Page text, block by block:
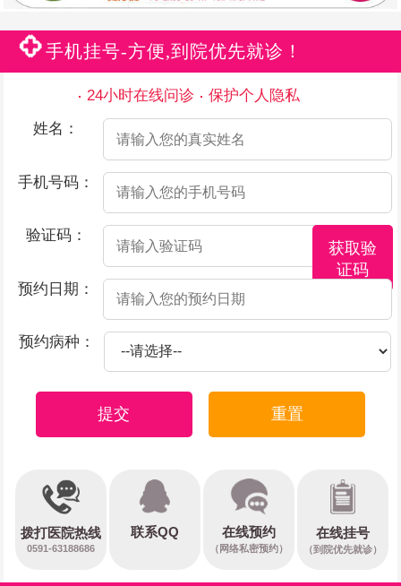
手机挂号-方便,到院优先就诊！
24小时在线问诊
保护个人隐私
姓名：
手机号码：
验证码：
获取验
证码
预约日期：
预约病种：
提交 重置
拨打医院热线
0591-63188686
联系QQ 在线预约
（网络私密预约）
在线挂号
（到院优先就诊）